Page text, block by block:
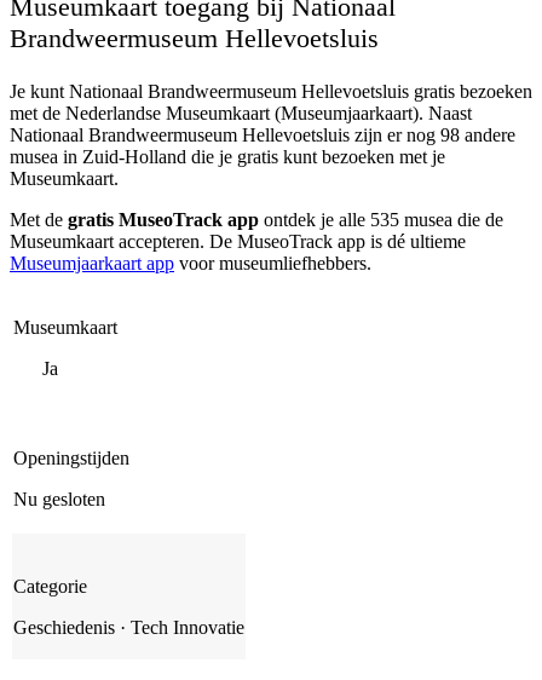
Museumkaart toegang bij Nationaal
Brandweermuseum Hellevoetsluis
Je kunt Nationaal Brandweermuseum Hellevoetsluis gratis bezoeken
met de Nederlandse Museumkaart (Museumjaarkaart). Naast
Nationaal Brandweermuseum Hellevoetsluis zijn er nog 98 andere
musea in Zuid-Holland die je gratis kunt bezoeken met je
Museumkaart.
Met de gratis MuseoTrack app ontdek je alle 535 musea die de
Museumkaart accepteren. De MuseoTrack app is dé ultieme
Museumjaarkaart app voor museumliefhebbers.
Museumkaart
Ja
Openingstijden
Nu gesloten
Categorie
Geschiedenis · Tech Innovatie